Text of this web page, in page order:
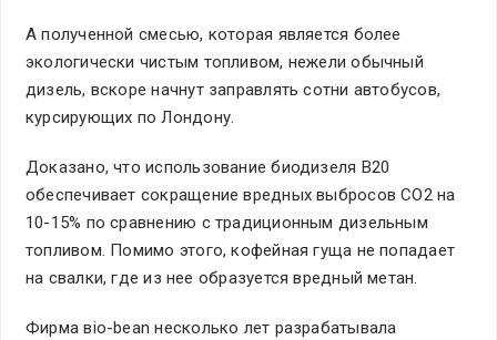
А полученной смесью, которая является более
экологически чистым топливом, нежели обычный
дизель, вскоре начнут заправлять сотни автобусов,
курсирующих по Лондону.
Доказано, что использование биодизеля B20
обеспечивает сокращение вредных выбросов CO2 на
10-15% по сравнению с традиционным дизельным
топливом. Помимо этого, кофейная гуща не попадает
на свалки, где из нее образуется вредный метан.
Фирма вio-bean несколько лет разрабатывала